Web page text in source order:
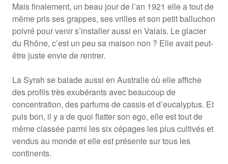
Mais finalement, un beau jour de l’an 1921 elle a tout de
même pris ses grappes, ses vrilles et son petit balluchon
poivré pour venir s’installer aussi en Valais. Le glacier
du Rhône, c’est un peu sa maison non ? Elle avait peut-
être juste envie de rentrer.
La Syrah se balade aussi en Australie où elle affiche
des profils très exubérants avec beaucoup de
concentration, des parfums de cassis et d’eucalyptus. Et
puis bon, il y a de quoi flatter son ego, elle est tout de
même classée parmi les six cépages les plus cultivés et
vendus au monde et elle est présente sur tous les
continents.